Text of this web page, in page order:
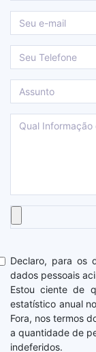
Declaro, para os
dados pessoais
Estou ciente de
estatístico anual
Fora, nos termos
a quantidade de
indeferidos.